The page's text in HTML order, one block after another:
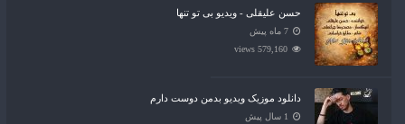
حسن علیقلی - ویدیو بی تو تنها
7 ماه پیش
579,160 views
دانلود موزیک ویدیو بدمن دوست دارم
1 سال پیش